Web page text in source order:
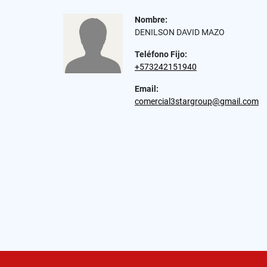
Nombre:
DENILSON DAVID MAZO
Teléfono Fijo:
+573242151940
Email:
comercial3stargroup@gmail.com